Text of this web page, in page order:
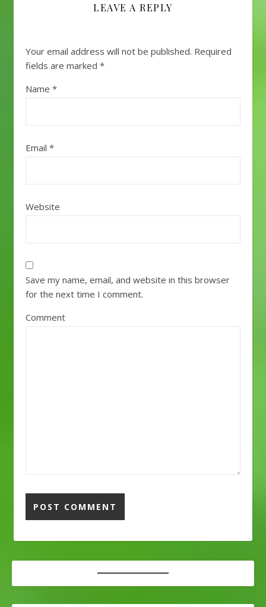
LEAVE A REPLY
Your email address will not be published. Required
fields are marked *
Name *
Email *
Website
Save my name, email, and website in this browser
for the next time I comment.
Comment